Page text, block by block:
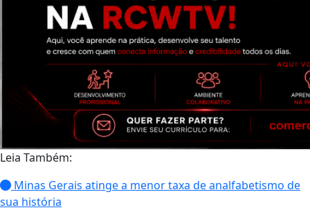
Leia Também:
Minas Gerais atinge a menor taxa de analfabetismo de
sua história